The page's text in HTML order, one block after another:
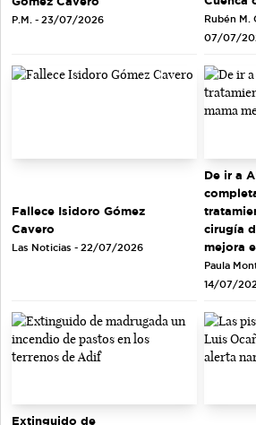
P.M. - 23/07/2026
Rubén M.
07/07/
Fallece Isidoro Gómez
Cavero
Las Noticias - 22/07/2026
De ir a
cirugía
mejora
Paula
14/07/
Extinguido de